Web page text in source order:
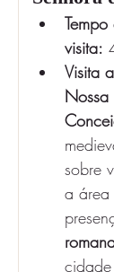
visita:
Visita
Nossa
sobre
a área